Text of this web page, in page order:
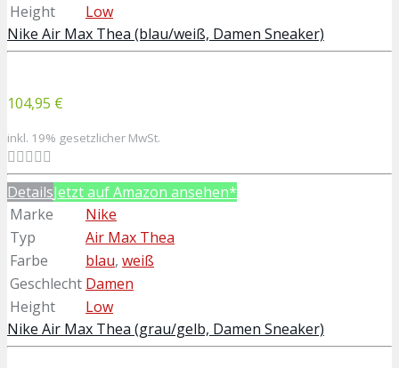
Height
Low
Nike Air Max Thea (blau/weiß, Damen Sneaker)
104,95 €
inkl. 19% gesetzlicher MwSt.
DetailsJetzt auf Amazon ansehen*
Marke
Nike
Typ
Air Max Thea
Farbe
blau, weiß
Geschlecht Damen
Height
Low
Nike Air Max Thea (grau/gelb, Damen Sneaker)